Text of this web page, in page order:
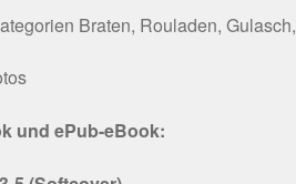
Braten, Rouladen,
und ePub-eBook: